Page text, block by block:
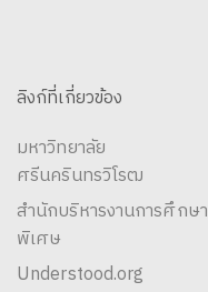
ลิงก์ที่เกี่ยวข้อง
มหาวิทยาลัย
ศรีนครินทรวิโรฒ
สำนักบริหารงานการศึกษา
พิเศษ
Understood.org